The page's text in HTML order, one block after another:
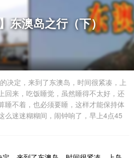
东澳岛之行（下）
决定，来到了东澳岛，时间很紧凑，上
回来，吃饭睡觉，虽然睡得不太好，还
睡不着，也必须要睡，这样才能保持体
么迷迷糊糊间，闹钟响了，早上4点45